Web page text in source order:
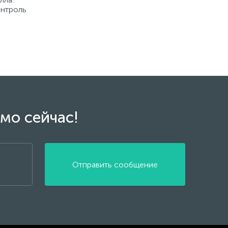
сейчас!
Отправить сообщение